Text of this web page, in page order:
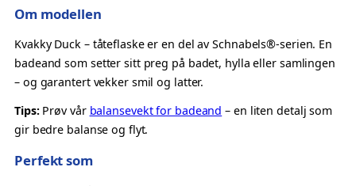
å
t
e
a
s
k
Om modellen
Kvakky Duck – tåteflaske er en del av Schnabels®-serien. En
badeand som setter sitt preg på badet, hylla eller samlingen
– og garantert vekker smil og latter.
Tips:Prøv vår balansevekt for badeand – en liten detalj som
gir bedre balanse og flyt.
Perfekt som